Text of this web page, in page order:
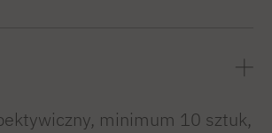
minimum 10 sztuk,